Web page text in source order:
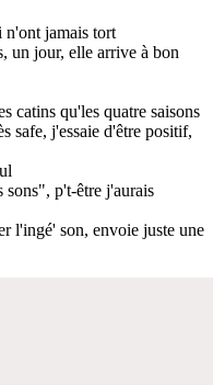
n'ont jamais tort
un jour, elle arrive à bon
catins qu'les quatre saisons
safe, j'essaie d'être positif,
sons", p't-être j'aurais
l'ingé' son, envoie juste une